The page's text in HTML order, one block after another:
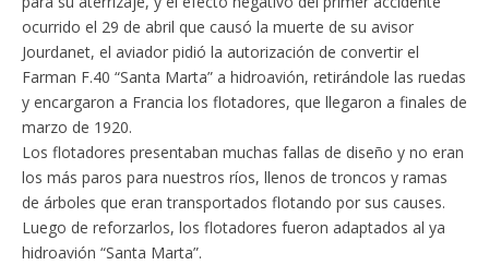
ocurrido el 29 de abril que causó la muerte de su avisor
Jourdanet, el aviador pidió la autorización de convertir el
Farman F.40 “Santa Marta” a hidroavión, retirándole las ruedas
y encargaron a Francia los flotadores, que llegaron a finales de
marzo de 1920.
Los flotadores presentaban muchas fallas de diseño y no eran
los más paros para nuestros ríos, llenos de troncos y ramas
de árboles que eran transportados flotando por sus causes.
Luego de reforzarlos, los flotadores fueron adaptados al ya
hidroavión “Santa Marta”.